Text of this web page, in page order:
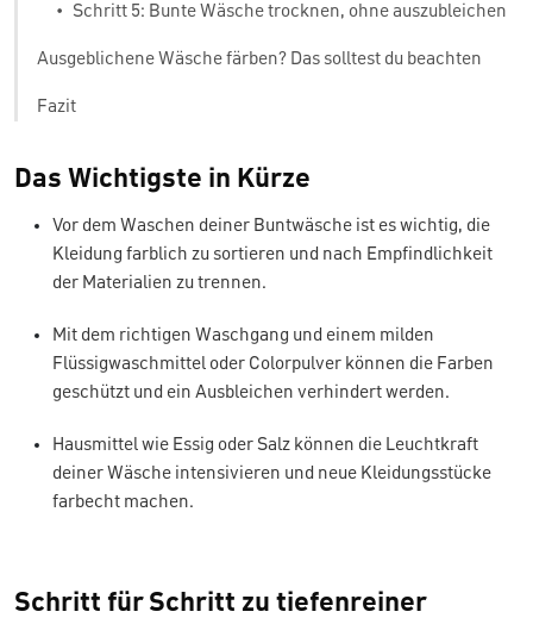
• Schritt 5: Bunte Wäsche trocknen, ohne auszubleichen
Ausgeblichene Wäsche färben? Das solltest du beachten
Fazit
Das Wichtigste in Kürze
Vor dem Waschen deiner Buntwäsche ist es wichtig, die
Kleidung farblich zu sortieren und nach Empfindlichkeit
der Materialien zu trennen.
Mit dem richtigen Waschgang und einem milden
Flüssigwaschmittel oder Colorpulver können die Farben
geschützt und ein Ausbleichen verhindert werden.
Hausmittel wie Essig oder Salz können die Leuchtkraft
deiner Wäsche intensivieren und neue Kleidungsstücke
farbecht machen.
Schritt für Schritt zu tiefenreiner